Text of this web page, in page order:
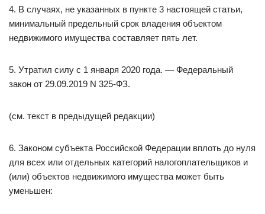
4. В случаях, не указанных в пункте 3 настоящей статьи,
минимальный предельный срок владения объектом
недвижимого имущества составляет пять лет.
5. Утратил силу с 1 января 2020 года. — Федеральный
закон от 29.09.2019 N 325-ФЗ.
(см. текст в предыдущей редакции)
6. Законом субъекта Российской Федерации вплоть до нуля
для всех или отдельных категорий налогоплательщиков и
(или) объектов недвижимого имущества может быть
уменьшен: